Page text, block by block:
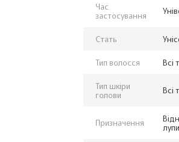
Час
застосування
Стать
Тип волосся Всі
Тип шкіри
голови Всі
Призначення